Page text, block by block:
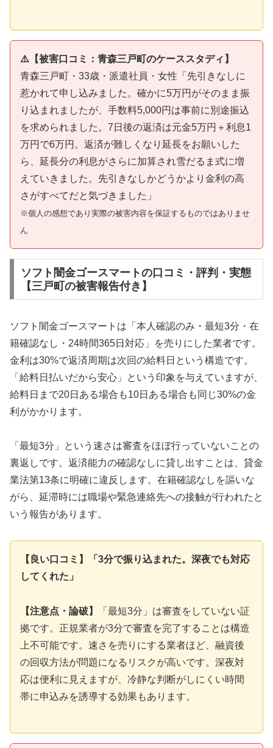
⚠️【被害口コミ：青森三戸町のケーススタディ】
青森三戸町・33歳・派遣社員・女性「先引きなしに
惹かれて申し込みました。確かに5万円がそのまま振
り込まれましたが、手数料5,000円は事前に別途振込
を求められました。7日後の返済は元金5万円＋利息1
万円で6万円。返済が難しくなり延長をお願いした
ら、延長分の利息がさらに加算され雪だるま式に増
えていきました。先引きなしかどうかより金利の高
さがすべてだと気づきました」
※個人の感想であり実際の被害内容を保証するものではありませ
ん
ソフト闇金ゴースマートの口コミ・評判・実態
【三戸町の被害報告付き】
ソフト闇金ゴースマートは「本人確認のみ・最短3分・在
籍確認なし・24時間365日対応」を売りにした業者です。
金利は30%で返済周期は次回の給料日という構造です。
「給料日払いだから安心」という印象を与えていますが、
給料日まで20日ある場合も10日ある場合も同じ30%の金
利がかかります。
「最短3分」という速さは審査をほぼ行っていないことの
裏返しです。返済能力の確認なしに貸し出すことは、貸金
業法第13条に明確に違反します。在籍確認なしを謳いな
がら、延滞時には職場や緊急連絡先への接触が行われたと
いう報告があります。
【良い口コミ】「3分で振り込まれた。深夜でも対応
してくれた」
【注意点・論破】
「最短3分」は審査をしていない証
拠です。正規業者が3分で審査を完了することは構造
上不可能です。速さを売りにする業者ほど、融資後
の回収方法が問題になるリスクが高いです。深夜対
応は便利に見えますが、冷静な判断がしにくい時間
帯に申込みを誘導する効果もあります。